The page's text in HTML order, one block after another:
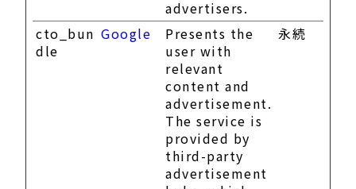
advertisers.
cto_bun
dle
Google
Presents the
user with
relevant
content and
advertisement.
The service is
provided by
third-party
advertisement
永続